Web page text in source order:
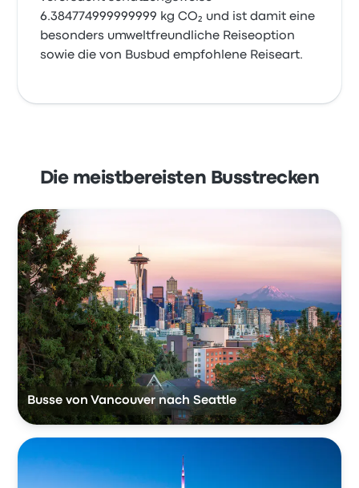
6.384774999999999 kg CO₂ und ist damit eine
besonders umweltfreundliche Reiseoption
sowie die von Busbud empfohlene Reiseart.
Die meistbereisten Busstrecken
Busse von Vancouver nach Seattle